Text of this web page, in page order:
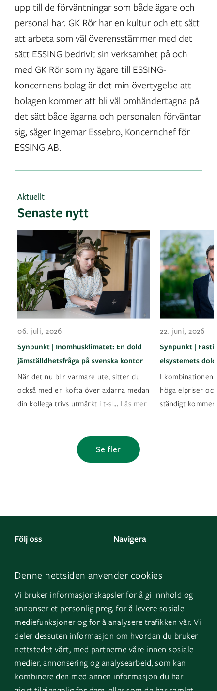
Denne nettsiden anvender cookies
Vi bruker informasjonskapsler for å gi innhold og
annonser et personlig preg, for å levere sosiale
mediefunksjoner og for å analysere trafikken vår. Vi
deler dessuten informasjon om hvordan du bruker
nettstedet vårt, med partnerne våre innen sosiale
medier, annonsering og analysearbeid, som kan
kombinere den med annen informasjon du har
upp till de förväntningar som både ägare och
personal har. GK Rör har en kultur och ett sätt
att arbeta som väl överensstämmer med det
sätt ESSING bedrivit sin verksamhet på och
med GK Rör som ny ägare till ESSING-
koncernens bolag är det min övertygelse att
bolagen kommer att bli väl omhändertagna på
det sätt både ägarna och personalen förväntar
sig, säger Ingemar Essebro, Koncernchef för
ESSING AB.
Aktuellt
Senaste nytt
06. juli, 2026
Synpunkt | Inomhusklimatet: En dold
jämställdhetsfråga på svenska kontor
När det nu blir varmare ute, sitter du
också med en kofta över axlarna medan
din kollega trivs utmärkt i t-shirt? Det ä
... Läs mer
22. juni, 2026
Synpunkt |
elsystemets
I kombinationen
höga elpriser
ständigt
Se fler
Följ oss
LinkedIn
Instagram
YouTube
Navigera
Om oss
GK Norge
GK Danmark
Genvägar
Fakturauppgifter
Logga in
EOS